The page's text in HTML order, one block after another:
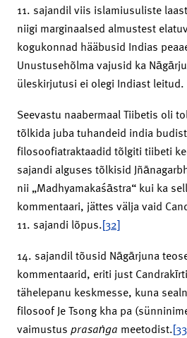
11. sajandil viis islamiusuliste
niigi marginaalsed almustest
kogukonnad hääbusid Indias
Unustusehõlma vajusid ka
üleskirjutusi ei olegi Indiast leitud.
Seevastu naabermaal Tiibetis oli
tõlkida juba tuhandeid india
filosoofiatraktaadid tõlgiti tiibeti
sajandi alguses tõlkisid
nii „Madhyamakaśāstra“ kui ka
kommentaari, jättes välja vaid
11. sajandi lõpus.[32]
14. sajandil tõusid Nāgārjuna
kommentaarid, eriti just
tähelepanu keskmesse, kuna
filosoof Je Tsong kha pa
vaimustus prasaṅga meetodist.